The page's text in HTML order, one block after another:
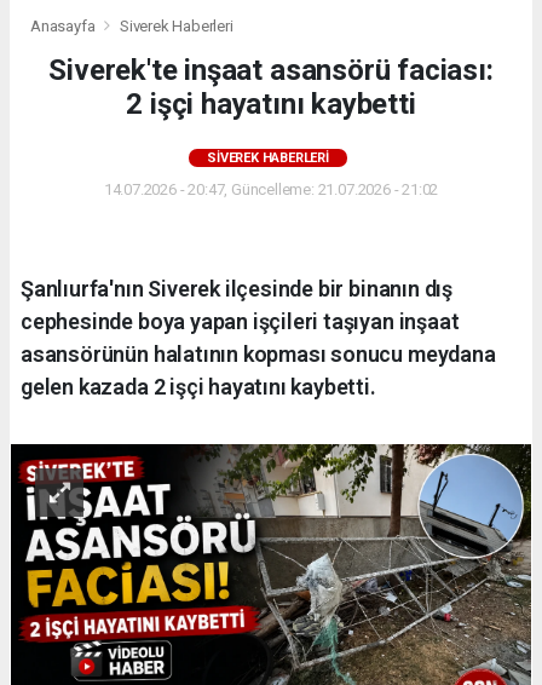
Anasayfa Siverek Haberleri
Siverek'te inşaat asansörü faciası:
2 işçi hayatını kaybetti
SIVEREK HABERLERI
14.07.2026 - 20:47, Güncelleme: 21.07.2026 - 21:02
Şanlıurfa'nın Siverek ilçesinde bir binanın dış
cephesinde boya yapan işçileri taşıyan inşaat
asansörünün halatının kopması sonucu meydana
gelen kazada 2 işçi hayatını kaybetti.